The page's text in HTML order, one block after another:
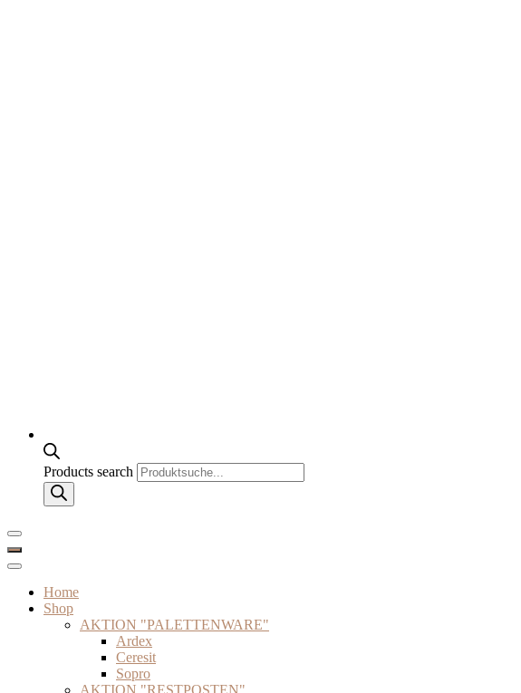
Products search
Home
Shop
AKTION "PALETTENWARE"
Ardex
Ceresit
Sopro
AKTION "RESTPOSTEN"